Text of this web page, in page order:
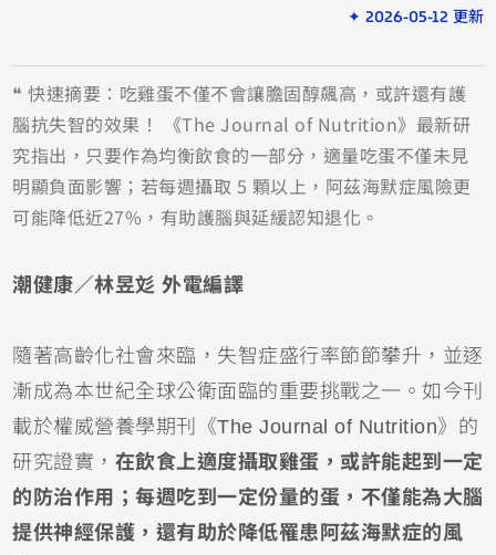
✦ 2026-05-12 更新
❝ 快速摘要：吃雞蛋不僅不會讓膽固醇飆高，或許還有護
腦抗失智的效果！ 《The Journal of Nutrition》最新研
究指出，只要作為均衡飲食的一部分，適量吃蛋不僅未見
明顯負面影響；若每週攝取 5 顆以上，阿茲海默症風險更
可能降低近27%，有助護腦與延緩認知退化。
潮健康／林昱彣 外電編譯
隨著高齡化社會來臨，失智症盛行率節節攀升，並逐
漸成為本世紀全球公衛面臨的重要挑戰之一。如今刊
載於權威營養學期刊《The Journal of Nutrition》的
研究證實， 在飲食上適度攝取雞蛋，或許能起到一定
的防治作用；每週吃到一定份量的蛋，不僅能為大腦
提供神經保護，還有助於降低罹患阿茲海默症的風